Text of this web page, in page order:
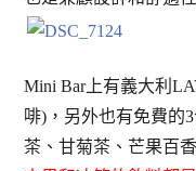
Mini Bar上有義大利
啡)，另外也有免費的
茶、甘菊茶、芒果百